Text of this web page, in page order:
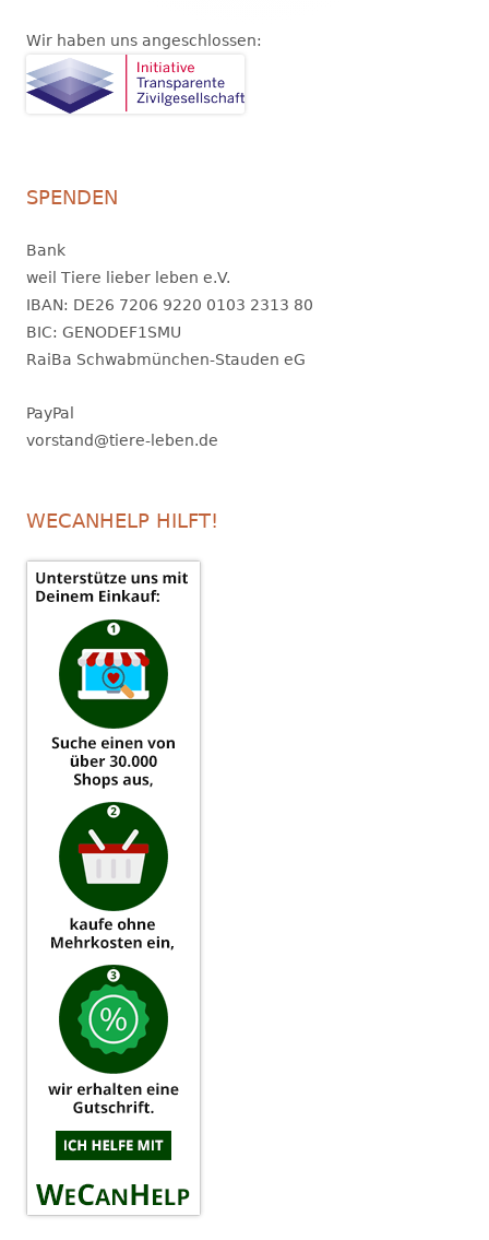
Wir haben uns angeschlossen:
SPENDEN
Bank
weil Tiere lieber leben e.V.
IBAN: DE26 7206 9220 0103 2313 80
BIC: GENODEF1SMU
RaiBa Schwabmünchen-Stauden eG
PayPal
vorstand@tiere-leben.de
WECANHELP HILFT!